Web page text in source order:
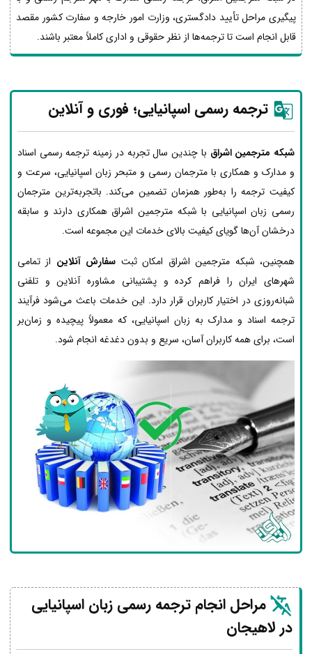
پیگیری مراحل تأیید دادگستری، وزارت امور خارجه و سفارت کشور مقصد
قابل انجام است تا ترجمه‌ها از نظر حقوقی و اداری کاملاً معتبر باشند.
ترجمه رسمی اسپانیایی؛ فوری و آنلاین
شبکه مترجمین اشراق با چندین سال تجربه در زمینه ترجمه رسمی اسناد
و مدارک و همکاری با مترجمان رسمی و متبحر زبان اسپانیایی، سرعت و
کیفیت ترجمه را به‌طور همزمان تضمین می‌کند. باتجربه‌ترین مترجمان
رسمی زبان اسپانیایی با شبکه مترجمین اشراق همکاری دارند و سابقه
درخشان آن‌ها گویای کیفیت بالای خدمات این مجموعه است.
همچنین، شبکه مترجمین اشراق امکان ثبت سفارش آنلاین از تمامی
شهرهای ایران را فراهم کرده و پشتیبانی مشاوره آنلاین و تلفنی
شبانه‌روزی در اختیار کاربران قرار دارد. این خدمات باعث می‌شود فرآیند
ترجمه اسناد و مدارک به زبان اسپانیایی، که معمولاً پیچیده و زمان‌بر
است، برای همه کاربران آسان، سریع و بدون دغدغه انجام شود.
مراحل انجام ترجمه رسمی زبان اسپانیایی
در لاهیجان